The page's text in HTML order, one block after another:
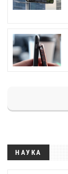
НАУКА